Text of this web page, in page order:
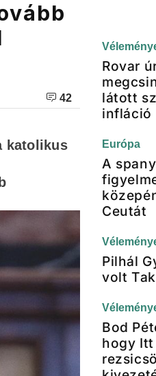
42
katolikus
Rovar
látott
infláció
Európa
A
Ceutát
Pilhál
volt
Bod
hogy